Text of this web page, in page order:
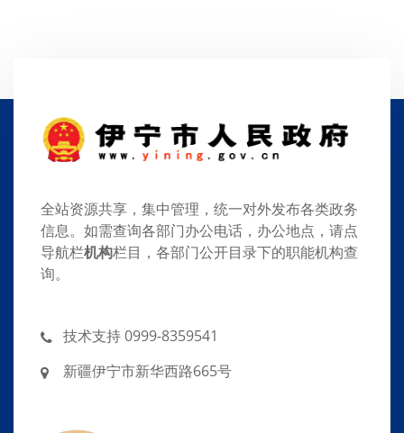
全站资源共享，集中管理，统一对外发布各类政务
信息。如需查询各部门办公电话，办公地点，请点
导航栏机构栏目，各部门公开目录下的职能机构查
询。
技术支持 0999-8359541
新疆伊宁市新华西路665号